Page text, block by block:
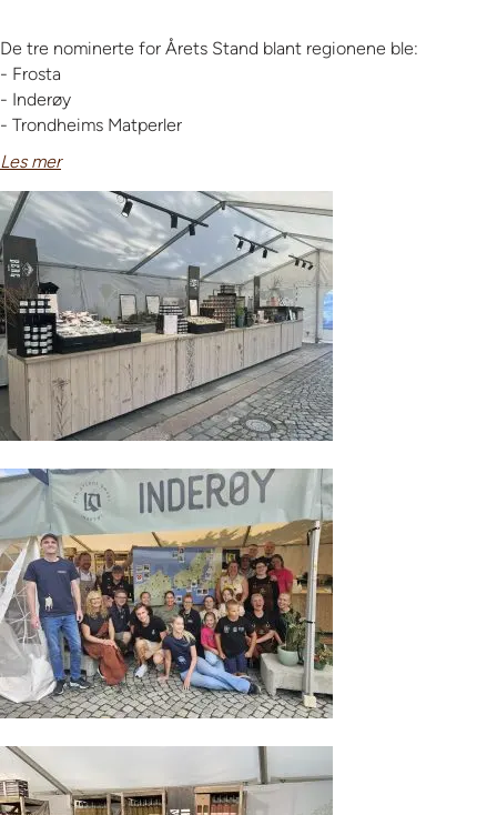
De tre nominerte for Årets Stand blant regionene ble:
- Frosta
- Inderøy
- Trondheims Matperler
Les mer